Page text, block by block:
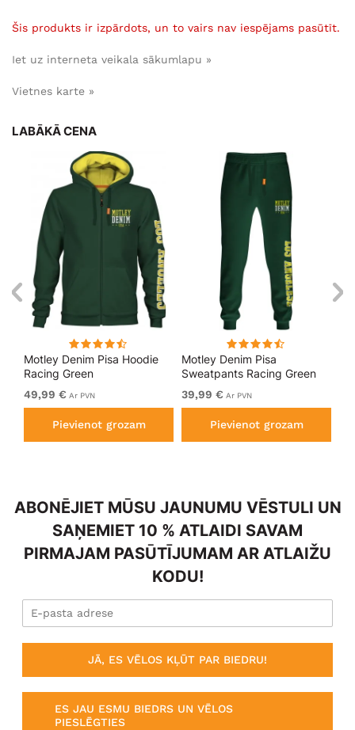
Šis produkts ir izpārdots, un to vairs nav iespējams pasūtīt.
Iet uz interneta veikala sākumlapu »
Vietnes karte »
LABĀKĀ CENA
Motley Denim Pisa Hoodie
Racing Green
49,99 € Ar PVN
Pievienot grozam
Motley Denim Pisa
Sweatpants Racing Green
39,99 € Ar PVN
Pievienot grozam
ABONĒJIET MŪSU JAUNUMU VĒSTULI UN
SAŅEMIET 10 % ATLAIDI SAVAM
PIRMAJAM PASŪTĪJUMAM AR ATLAIŽU
KODU!
JĀ, ES VĒLOS KĻŪT PAR BIEDRU!
ES JAU ESMU BIEDRS UN VĒLOS
PIESLĒGTIES